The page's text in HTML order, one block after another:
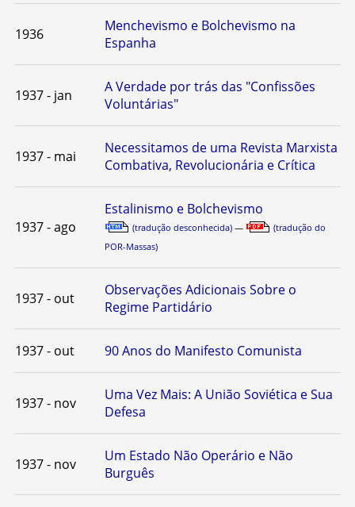
1936
Menchevismo e Bolchevismo na
Espanha
1937 - jan
A Verdade por trás das "Confissões
Voluntárias"
1937 - mai
Necessitamos de uma Revista Marxista
Combativa, Revolucionária e Crítica
1937 - ago
Estalinismo e Bolchevismo
(tradução desconhecida) —
(tradução do
POR-Massas)
1937 - out
Observações Adicionais Sobre o
Regime Partidário
1937 - out 90 Anos do Manifesto Comunista
1937 - nov
Uma Vez Mais: A União Soviética e Sua
Defesa
1937 - nov
Um Estado Não Operário e Não
Burguês